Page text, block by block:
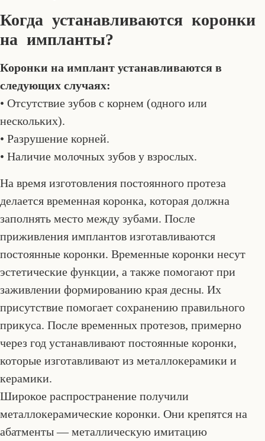
Когда устанавливаются коронки
на импланты?
Коронки на имплант устанавливаются в
следующих случаях:
• Отсутствие зубов с корнем (одного или
нескольких).
• Разрушение корней.
• Наличие молочных зубов у взрослых.
На время изготовления постоянного протеза
делается временная коронка, которая должна
заполнять место между зубами. После
приживления имплантов изготавливаются
постоянные коронки. Временные коронки несут
эстетические функции, а также помогают при
заживлении формированию края десны. Их
присутствие помогает сохранению правильного
прикуса. После временных протезов, примерно
через год устанавливают постоянные коронки,
которые изготавливают из металлокерамики и
керамики.
Широкое распространение получили
металлокерамические коронки. Они крепятся на
абатменты — металлическую имитацию